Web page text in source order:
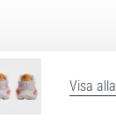
Visa alla